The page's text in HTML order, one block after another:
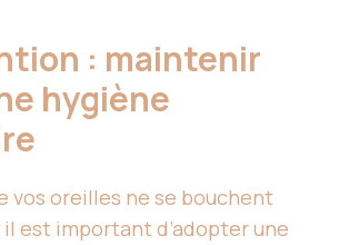
: maintenir
hygiène
vos oreilles ne se bouchent
est important d’adopter une